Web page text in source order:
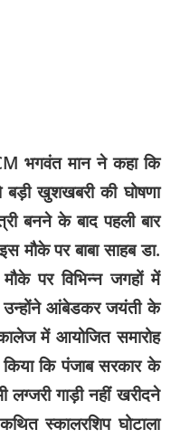
भगवंत मान ने कहा कि
खुशखबरी की घोषणा
बनने के बाद पहली बार
पर बाबा साहब डा.
पर विभिन्न जगहों में
उन्होंने आंबेडकर जयंती के
में आयोजित समारोह
किया कि पंजाब सरकार के
लग्जरी गाड़ी नहीं खरीदने
स्कालरशिप घोटाला